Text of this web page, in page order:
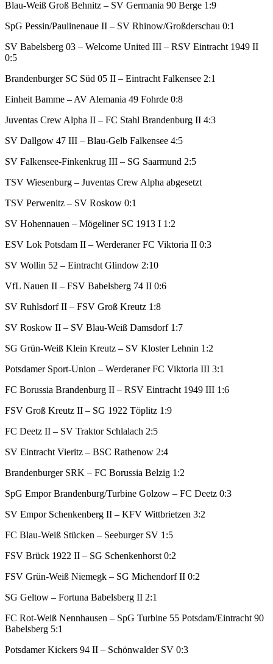
Blau-Weiß Groß Behnitz – SV Germania 90 Berge 1:9
SpG Pessin/Paulinenaue II – SV Rhinow/Großderschau 0:1
SV Babelsberg 03 – Welcome United III – RSV Eintracht 1949 II
0:5
Brandenburger SC Süd 05 II – Eintracht Falkensee 2:1
Einheit Bamme – AV Alemania 49 Fohrde 0:8
Juventas Crew Alpha II – FC Stahl Brandenburg II 4:3
SV Dallgow 47 III – Blau-Gelb Falkensee 4:5
SV Falkensee-Finkenkrug III – SG Saarmund 2:5
TSV Wiesenburg – Juventas Crew Alpha abgesetzt
TSV Perwenitz – SV Roskow 0:1
SV Hohennauen – Mögeliner SC 1913 I 1:2
ESV Lok Potsdam II – Werderaner FC Viktoria II 0:3
SV Wollin 52 – Eintracht Glindow 2:10
VfL Nauen II – FSV Babelsberg 74 II 0:6
SV Ruhlsdorf II – FSV Groß Kreutz 1:8
SV Roskow II – SV Blau-Weiß Damsdorf 1:7
SG Grün-Weiß Klein Kreutz – SV Kloster Lehnin 1:2
Potsdamer Sport-Union – Werderaner FC Viktoria III 3:1
FC Borussia Brandenburg II – RSV Eintracht 1949 III 1:6
FSV Groß Kreutz II – SG 1922 Töplitz 1:9
FC Deetz II – SV Traktor Schlalach 2:5
SV Eintracht Vieritz – BSC Rathenow 2:4
Brandenburger SRK – FC Borussia Belzig 1:2
SpG Empor Brandenburg/Turbine Golzow – FC Deetz 0:3
SV Empor Schenkenberg II – KFV Wittbrietzen 3:2
FC Blau-Weiß Stücken – Seeburger SV 1:5
FSV Brück 1922 II – SG Schenkenhorst 0:2
FSV Grün-Weiß Niemegk – SG Michendorf II 0:2
SG Geltow – Fortuna Babelsberg II 2:1
FC Rot-Weiß Nennhausen – SpG Turbine 55 Potsdam/Eintracht 90
Babelsberg 5:1
Potsdamer Kickers 94 II – Schönwalder SV 0:3